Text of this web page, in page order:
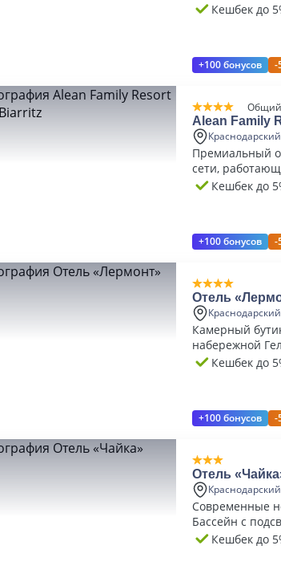
Кешбек до
+100 бонусов -
Общий
Alean Family
Премиальный
сети,
включено»
Кешбек до
+100 бонусов -
Отель
Камерный
набережной
Кешбек до
+100 бонусов -
Отель
Современные
Бассейн с
Кешбек до